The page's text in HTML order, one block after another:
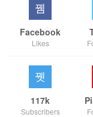
Facebook
Likes
117k
Subscribers